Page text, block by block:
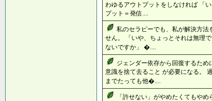
わゆるアウトプットをしなければ 「
プット＝発信....
私のセラピーでも、私が解決方法
せん。 「いや、ちょっとそれは無理
ないですか」 �....
ジェンダー依存から回復するた
意識を捨て去ること が必要になる。
までたっても他�....
「許せない」がやめたくてもや